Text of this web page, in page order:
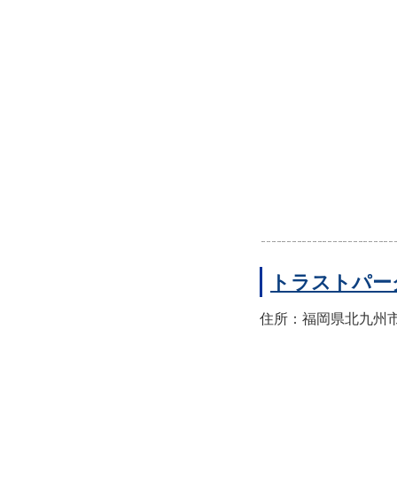
トラストパ
住所：福岡県北九州